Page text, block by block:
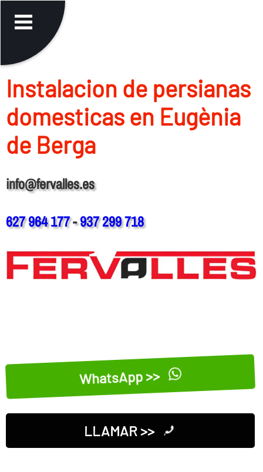
Instalacion de persianas
domesticas en Eugènia
de Berga
info@fervalles.es
627 964 177-937 299 718
WhatsApp >>
LLAMAR >>